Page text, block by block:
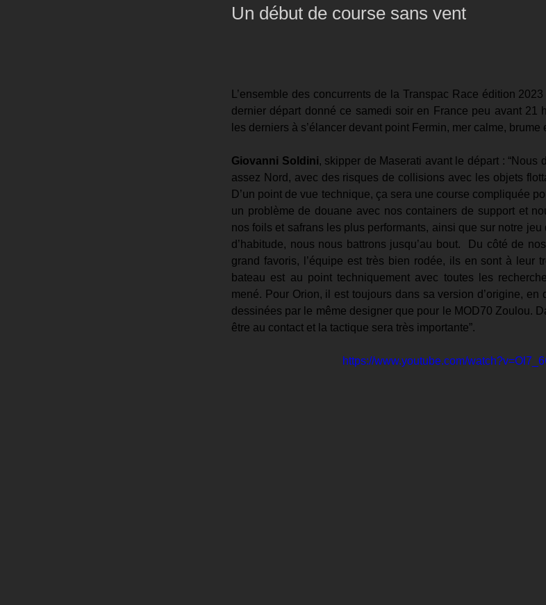
Un début de course sans vent
L’ensemble des concurrents de la Transpac Race édition
dernier départ donné ce samedi soir en France peu avant 21
les derniers à s’élancer devant point Fermin, mer calme, brume
Giovanni Soldini, skipper de Maserati avant le départ : “Nous
assez Nord, avec des risques de collisions avec les objets
D’un point de vue technique, ça sera une course compliquée
un problème de douane avec nos containers de support et
nos foils et safrans les plus performants, ainsi que sur notre
d’habitude, nous nous battrons jusqu’au bout.  Du côté de
grand favoris, l’équipe est très bien rodée, ils en sont à leur
bateau est au point techniquement avec toutes les
mené. Pour Orion, il est toujours dans sa version d’origine, en
dessinées par le même designer que pour le MOD70 Zoulou.
être au contact et la tactique sera très importante”.
https://www.youtube.com/